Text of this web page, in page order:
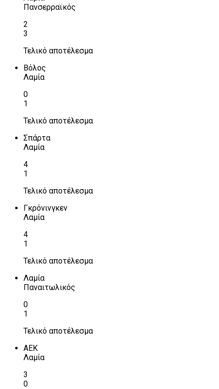
Πανσερραϊκός
2
3
Τελικό αποτέλεσμα
Βόλος
Λαμία
0
1
Τελικό αποτέλεσμα
Σπάρτα
Λαμία
4
1
Τελικό αποτέλεσμα
Γκρόνινγκεν
Λαμία
4
1
Τελικό αποτέλεσμα
Λαμία
Παναιτωλικός
0
1
Τελικό αποτέλεσμα
ΑΕΚ
Λαμία
3
0